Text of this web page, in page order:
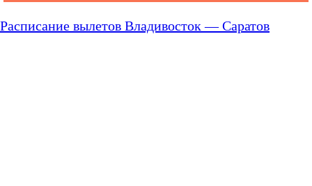
Расписание вылетов Владивосток — Саратов